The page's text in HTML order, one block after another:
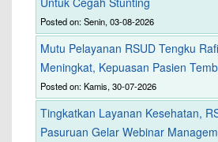
Posted on: Senin, 03-08-2026
Mutu Pelayanan RSUD Tengku
Meningkat, Kepuasan Pasien
Posted on: Kamis, 30-07-2026
Tingkatkan Layanan Kesehatan,
Pasuruan Gelar Webinar